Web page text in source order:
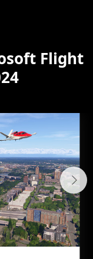
Flight